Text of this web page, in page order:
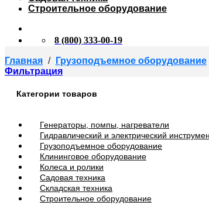
Строительное оборудование
8 (800) 333-00-19
Главная / Грузоподъемное оборудование
Фильтрация
Категории товаров
Генераторы, помпы, нагреватели
Гидравлический и электрический
Грузоподъемное оборудование
Клининговое оборудование
Колеса и ролики
Садовая техника
Складская техника
Строительное оборудование